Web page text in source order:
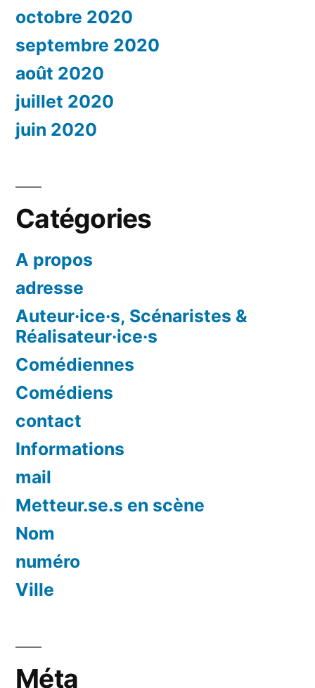
octobre 2020
septembre 2020
août 2020
juillet 2020
juin 2020
Catégories
A propos
adresse
Auteur·ice·s, Scénaristes &
Réalisateur·ice·s
Comédiennes
Comédiens
contact
Informations
mail
Metteur.se.s en scène
Nom
numéro
Ville
Méta